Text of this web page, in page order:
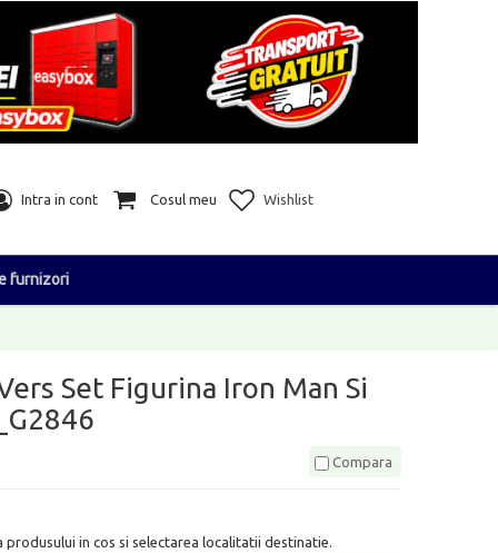
Intra in cont Cosul meu Wishlist
furnizori
Set Figurina Iron Man Si
Compara
in cos si selectarea localitatii destinatie.